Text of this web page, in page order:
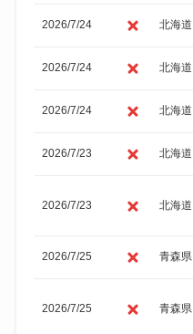
2026/7/24 北海道
2026/7/24 北海道
2026/7/24 北海道
2026/7/23 北海道
2026/7/23 北海道
2026/7/25 青森県
2026/7/25 青森県